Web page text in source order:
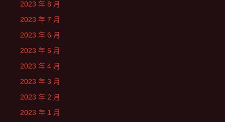
2023 年 8 月
2023 年 7 月
2023 年 6 月
2023 年 5 月
2023 年 4 月
2023 年 3 月
2023 年 2 月
2023 年 1 月